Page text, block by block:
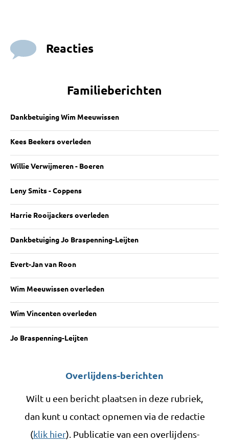
Reacties
Familieberichten
Dankbetuiging Wim Meeuwissen
Kees Beekers overleden
Willie Verwijmeren - Boeren
Leny Smits - Coppens
Harrie Rooijackers overleden
Dankbetuiging Jo Braspenning-Leijten
Evert-Jan van Roon
Wim Meeuwissen overleden
Wim Vincenten overleden
Jo Braspenning-Leijten
Overlijdens-berichten
Wilt u een bericht plaatsen in deze rubriek,
dan kunt u contact opnemen via de redactie
(klik hier). Publicatie van een overlijdens-